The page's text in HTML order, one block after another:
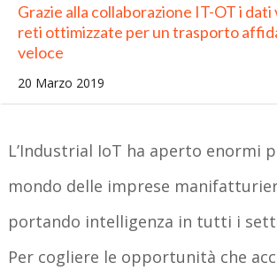
Grazie alla collaborazione IT-OT i dati
reti ottimizzate per un trasporto
veloce
20 Marzo 2019
L’Industrial IoT ha aperto enormi
mondo delle imprese
portando intelligenza in tutti i
Per cogliere le opportunità che